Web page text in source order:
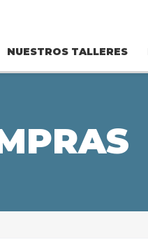
NUESTROS TALLERES